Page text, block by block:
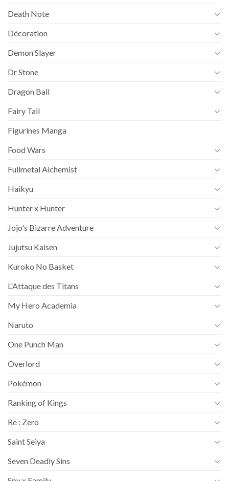
Death Note
Décoration
Demon Slayer
Dr Stone
Dragon Ball
Fairy Tail
Figurines Manga
Food Wars
Fullmetal Alchemist
Haikyu
Hunter x Hunter
Jojo's Bizarre Adventure
Jujutsu Kaisen
Kuroko No Basket
L'Attaque des Titans
My Hero Academia
Naruto
One Punch Man
Overlord
Pokémon
Ranking of Kings
Re : Zero
Saint Seiya
Seven Deadly Sins